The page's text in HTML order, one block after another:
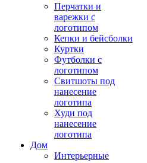
Перчатки и
варежки с
логотипом
Кепки и бейсболки
Куртки
Футболки с
логотипом
Свитшоты под
нанесение
логотипа
Худи под
нанесение
логотипа
Дом
Интерьерные